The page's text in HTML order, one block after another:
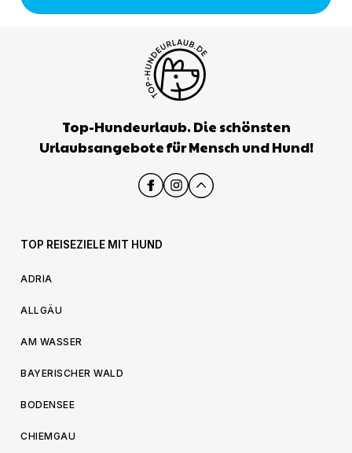
Top-Hundeurlaub. Die schönsten
Urlaubsangebote für Mensch und Hund!
TOP REISEZIELE MIT HUND
ADRIA
ALLGÄU
AM WASSER
BAYERISCHER WALD
BODENSEE
CHIEMGAU